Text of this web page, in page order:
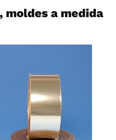
moldes a medida